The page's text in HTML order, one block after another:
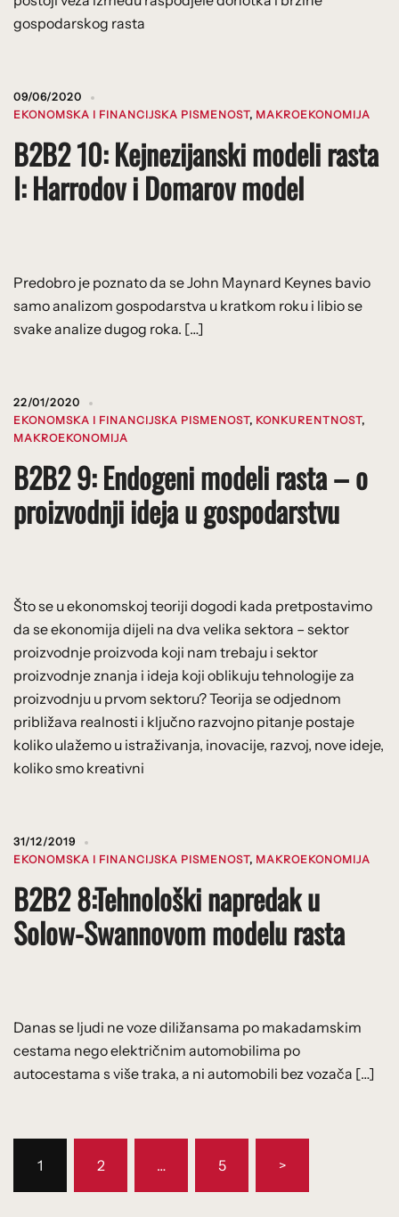
gospodarskog rasta
09/06/2020
EKONOMSKA I FINANCIJSKA PISMENOST, MAKROEKONOMIJA
B2B2 10: Kejnezijanski modeli rasta
I: Harrodov i Domarov model
Predobro je poznato da se John Maynard Keynes bavio
samo analizom gospodarstva u kratkom roku i libio se
svake analize dugog roka. […]
22/01/2020
EKONOMSKA I FINANCIJSKA PISMENOST, KONKURENTNOST,
MAKROEKONOMIJA
B2B2 9: Endogeni modeli rasta – o
proizvodnji ideja u gospodarstvu
Što se u ekonomskoj teoriji dogodi kada pretpostavimo
da se ekonomija dijeli na dva velika sektora – sektor
proizvodnje proizvoda koji nam trebaju i sektor
proizvodnje znanja i ideja koji oblikuju tehnologije za
proizvodnju u prvom sektoru? Teorija se odjednom
približava realnosti i ključno razvojno pitanje postaje
koliko ulažemo u istraživanja, inovacije, razvoj, nove ideje,
koliko smo kreativni
31/12/2019
EKONOMSKA I FINANCIJSKA PISMENOST, MAKROEKONOMIJA
B2B2 8:Tehnološki napredak u
Solow-Swannovom modelu rasta
Danas se ljudi ne voze diližansama po makadamskim
cestama nego električnim automobilima po
autocestama s više traka, a ni automobili bez vozača […]
stranica
objava
1 2 … 5 >